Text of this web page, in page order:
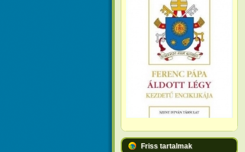
Friss tartalmak